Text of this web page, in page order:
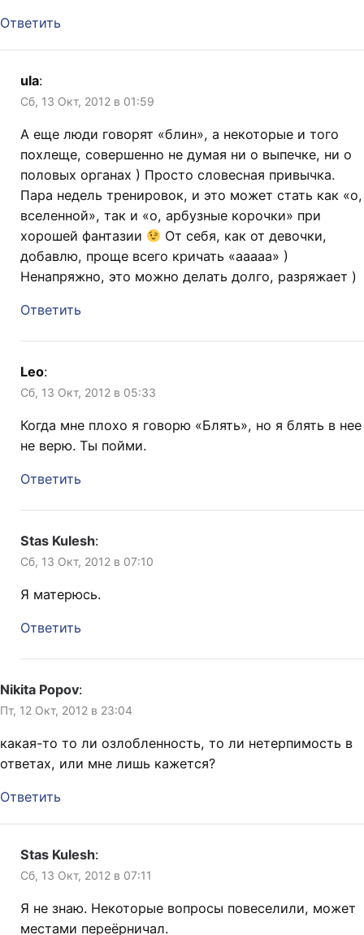
Ответить
ula:
Сб, 13 Окт, 2012 в 01:59
А еще люди говорят «блин», а некоторые и того
похлеще, совершенно не думая ни о выпечке, ни о
половых органах ) Просто словесная привычка.
Пара недель тренировок, и это может стать как «о,
вселенной», так и «о, арбузные корочки» при
хорошей фантазии
От себя, как от девочки,
добавлю, проще всего кричать «ааааа» )
Ненапряжно, это можно делать долго, разряжает )
Ответить
Leo:
Сб, 13 Окт, 2012 в 05:33
Когда мне плохо я говорю «Блять», но я блять в нее
не верю. Ты пойми.
Ответить
Stas Kulesh:
Сб, 13 Окт, 2012 в 07:10
Я матерюсь.
Ответить
Nikita Popov:
Пт, 12 Окт, 2012 в 23:04
какая-то то ли озлобленность, то ли нетерпимость в
ответах, или мне лишь кажется?
Ответить
Stas Kulesh:
Сб, 13 Окт, 2012 в 07:11
Я не знаю. Некоторые вопросы повеселили, может
местами переёрничал.